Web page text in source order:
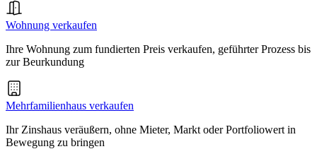
Wohnung verkaufen
Ihre Wohnung zum fundierten Preis verkaufen, geführter Prozess bis
zur Beurkundung
Mehrfamilienhaus verkaufen
Ihr Zinshaus veräußern, ohne Mieter, Markt oder Portfoliowert in
Bewegung zu bringen